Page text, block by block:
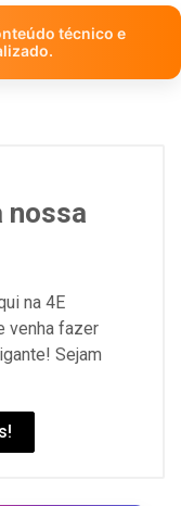
técnico e
nossa
na 4E
venha fazer
Sejam